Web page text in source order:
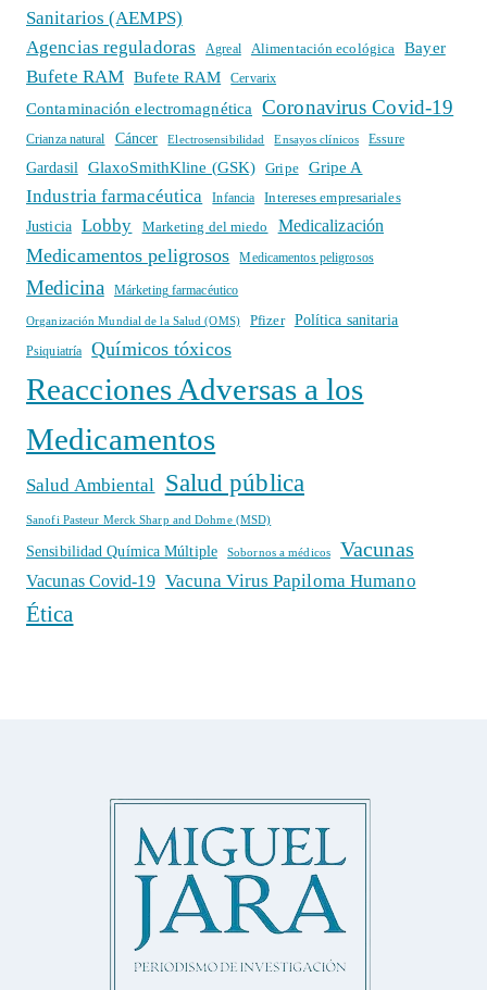
Sanitarios (AEMPS)
Agencias reguladoras
Agreal Alimentación ecológica Bayer
Bufete RAM Bufete RAM Cervarix
Contaminación electromagnética Coronavirus Covid-19
Crianza natural Cáncer Electrosensibilidad Ensayos clínicos Essure
Gardasil GlaxoSmithKline (GSK) Gripe Gripe A
Industria farmacéutica Infancia
Intereses empresariales
Justicia
Lobby Marketing del miedo Medicalización
Medicamentos peligrosos Medicamentos peligrosos
Medicina Márketing farmacéutico
Organización Mundial de la Salud (OMS) Pfizer Política sanitaria
Psiquiatría Químicos tóxicos
Reacciones Adversas a los
Medicamentos
Salud Ambiental Salud pública
Sanofi Pasteur Merck Sharp and Dohme (MSD)
Sensibilidad Química Múltiple Sobornos a médicos Vacunas
Vacunas Covid-19 Vacuna Virus Papiloma Humano
Ética